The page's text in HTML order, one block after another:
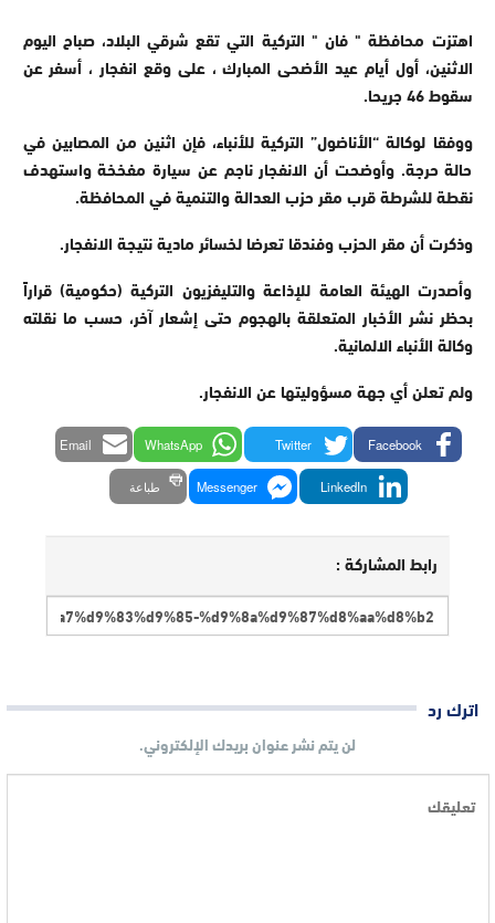
اهتزت محافظة " فان " التركية التي تقع شرقي البلاد، صباح اليوم
الاثنين، أول أيام عيد الأضحى المبارك ، على وقع انفجار ، أسفر عن
سقوط 46 جريحا.
ووفقا لوكالة “الأناضول” التركية للأنباء، فإن اثنين من المصابين في
حالة حرجة. وأوضحت أن الانفجار ناجم عن سيارة مفخخة واستهدف
نقطة للشرطة قرب مقر حزب العدالة والتنمية في المحافظة.
وذكرت أن مقر الحزب وفندقا تعرضا لخسائر مادية نتيجة الانفجار.
وأصدرت الهيئة العامة للإذاعة والتليفزيون التركية (حكومية) قراراً
بحظر نشر الأخبار المتعلقة بالهجوم حتى إشعار آخر، حسب ما نقلته
وكالة الأنباء الالمانية.
ولم تعلن أي جهة مسؤوليتها عن الانفجار.
Facebook
Twitter
WhatsApp
Email
LinkedIn
Messenger طباعة
رابط المشاركة :
اترك رد
لن يتم نشر عنوان بريدك الإلكتروني.